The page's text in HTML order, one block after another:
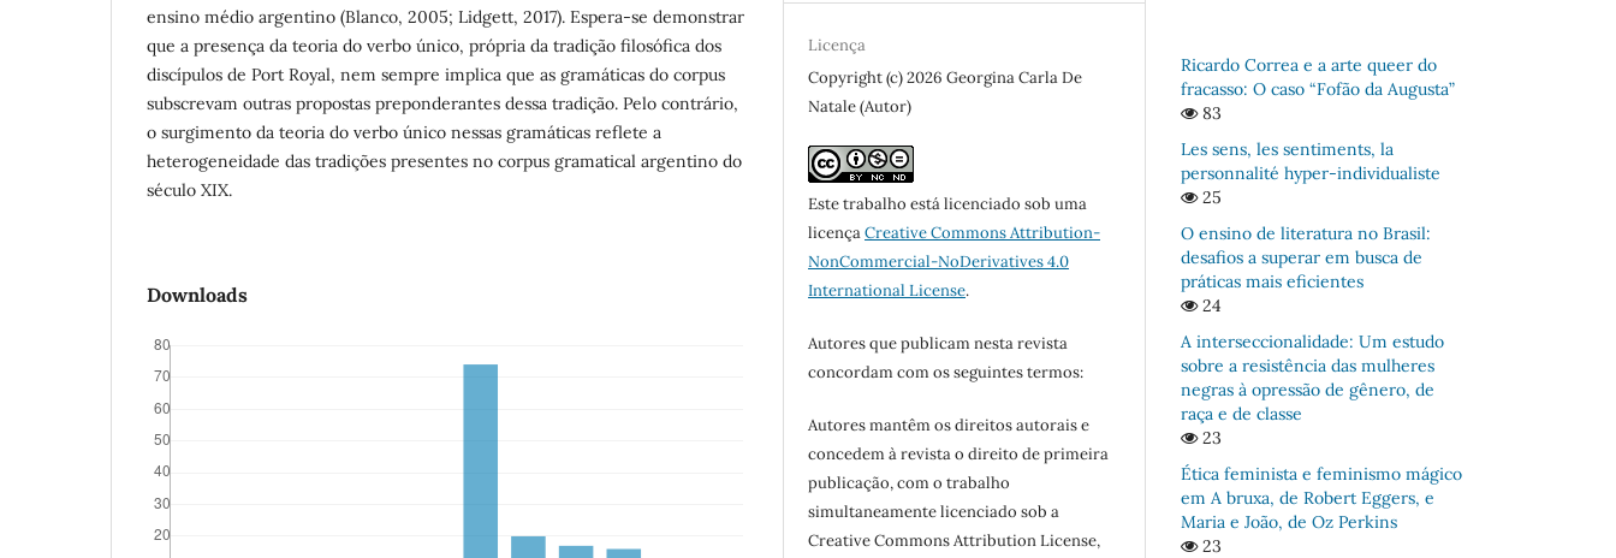
ensino médio argentino (Blanco, 2005; Lidgett, 2017). Espera-se demonstrar
que a presença da teoria do verbo único, própria da tradição filosófica dos
discípulos de Port Royal, nem sempre implica que as gramáticas do corpus
subscrevam outras propostas preponderantes dessa tradição. Pelo contrário,
o surgimento da teoria do verbo único nessas gramáticas reflete a
heterogeneidade das tradições presentes no corpus gramatical argentino do
século XIX.
Downloads
Licença
Copyright (c) 2026 Georgina Carla De
Natale (Autor)
Este trabalho está licenciado sob uma
licençaCreative Commons Attribution-
NonCommercial-NoDerivatives 4.0
International License.
Autores que publicam nesta revista
concordam com os seguintes termos:
Autores mantêm os direitos autorais e
concedem à revista o direito de primeira
publicação, com o trabalho
simultaneamente licenciado sob a
Creative Commons Attribution License,
Ricardo Correa e a arte queer do
fracasso: O caso “Fofão da Augusta”
83
Les sens, les sentiments, la
personnalité hyper-individualiste
25
O ensino de literatura no Brasil:
desafios a superar em busca de
práticas mais eficientes
24
A interseccionalidade: Um estudo
sobre a resistência das mulheres
negras à opressão de gênero, de
raça e de classe
23
Ética feminista e feminismo mágico
em A bruxa, de Robert Eggers, e
Maria e João, de Oz Perkins
23